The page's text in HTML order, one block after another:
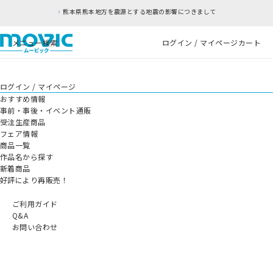
熊本県熊本地方を震源とする地震の影響につきまして
メニュー検索 ログイン / マイページカート
ログイン / マイページ
おすすめ情報
事前・事後・イベント通販
受注生産商品
フェア情報
商品一覧
作品名から探す
新着商品
好評により再販売！
ご利用ガイド
Q&A
お問い合わせ